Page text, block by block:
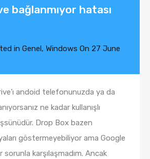
bağlanmıyor hatası
in Genel, Windows On 27 June
andoid telefonunuzda ya da
ne kadar kullanışlı
Drop Box bazen
göstermeyebiliyor ama Google
sorunla karşılaşmadım. Ancak